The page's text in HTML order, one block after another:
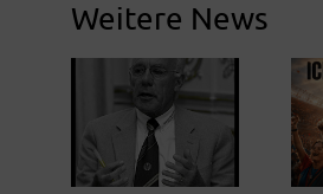
Weitere News